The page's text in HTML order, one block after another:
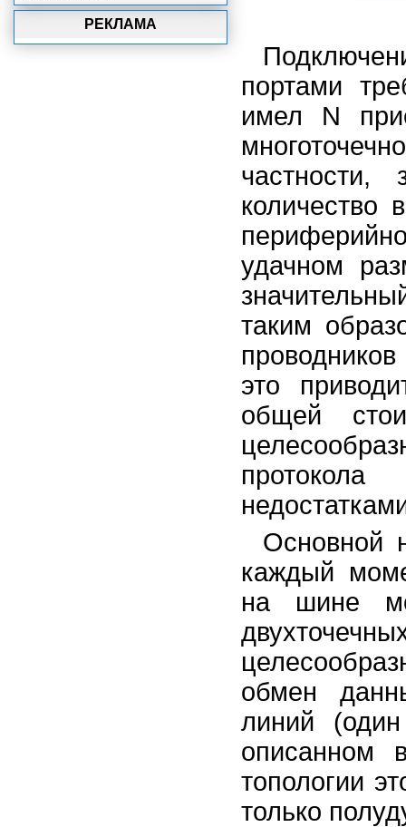
портами
имел N
частности,
количество
удачном
таким
это
общей
Основной
каждый
на шине
обмен
линий
описанном
топологии
только
РЕКЛАМА